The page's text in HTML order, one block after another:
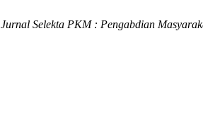
Jurnal Selekta PKM : Pengabdian